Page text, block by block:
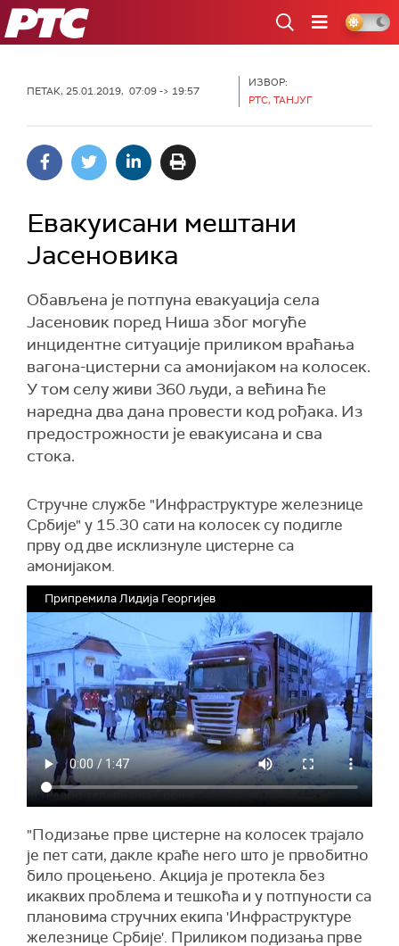
РТС
ПЕТАК, 25.01.2019, 07:09 -> 19:57
ИЗВОР:
РТС, ТАНЈУГ
Евакуисани мештани
Јасеновика
Обављена је потпуна евакуација села
Јасеновик поред Ниша због могуће
инцидентне ситуације приликом враћања
вагона-цистерни са амонијаком на колосек.
У том селу живи 360 људи, а већина ће
наредна два дана провести код рођака. Из
предострожности је евакуисана и сва
стока.
Стручне службе "Инфраструктуре железнице
Србије" у 15.30 сати на колосек су подигле
прву од две исклизнуле цистерне са
амонијаком.
Припремила Лидија Георгијев
"Подизање прве цистерне на колосек трајало
је пет сати, дакле краће него што је првобитно
било процењено. Акција је протекла без
икаквих проблема и тешкоћа и у потпуности са
плановима стручних екипа 'Инфраструктуре
железнице Србије'. Приликом подизања прве